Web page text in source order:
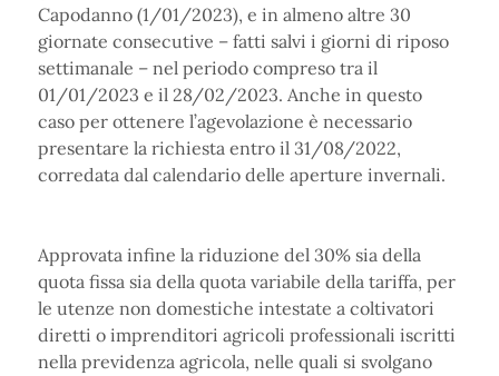
Capodanno (1/01/2023), e in almeno altre 30
giornate consecutive – fatti salvi i giorni di riposo
settimanale – nel periodo compreso tra il
01/01/2023 e il 28/02/2023. Anche in questo
caso per ottenere l’agevolazione è necessario
presentare la richiesta entro il 31/08/2022,
corredata dal calendario delle aperture invernali.
Approvata infine la riduzione del 30% sia della
quota fissa sia della quota variabile della tariffa, per
le utenze non domestiche intestate a coltivatori
diretti o imprenditori agricoli professionali iscritti
nella previdenza agricola, nelle quali si svolgano